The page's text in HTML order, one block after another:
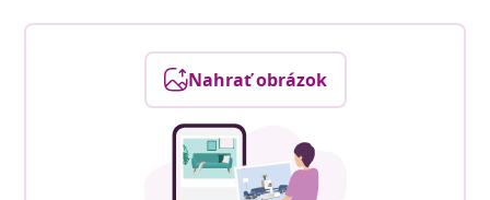
Nahrať obrázok